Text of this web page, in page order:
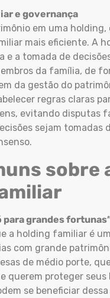
e governança
em uma holding,
mais eficiente. A
e a tomada de
da família, de
da gestão do
regras claras
evitando disputas
sejam tomadas
sobre
para grandes
a holding familiar é
com grande
de médio porte,
querem proteger seus
se beneficiar